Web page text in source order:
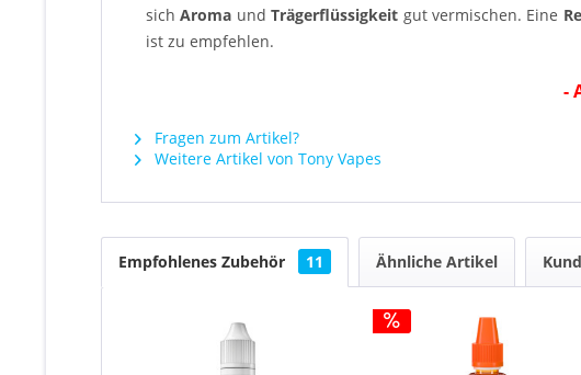
sichAroma undTrägerflüssigkeit gut vermischen. Eine
ist zu empfehlen.
-
Fragen zum Artikel?
Weitere Artikel von Tony Vapes
Empfohlenes Zubehör 11 Ähnliche Artikel